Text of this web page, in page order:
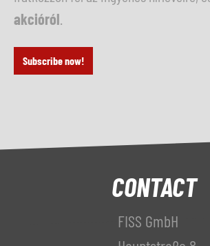
akcióról
Subscribe now!
CONTACT
FISS GmbH